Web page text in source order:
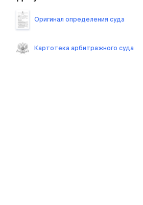
Оригинал определения суда
Картотека арбитражного суда